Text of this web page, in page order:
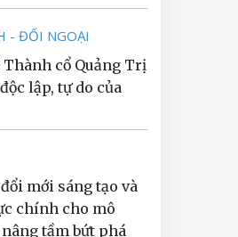
- ĐỐI NGOẠI
Thành cổ Quảng Trị
lập, tự do của
mới sáng tạo và
chính cho mô
tầm bứt phá